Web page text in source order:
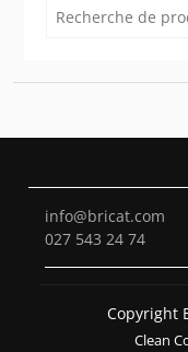
info@bricat.com
027 543 24 74
Copyright
Clean